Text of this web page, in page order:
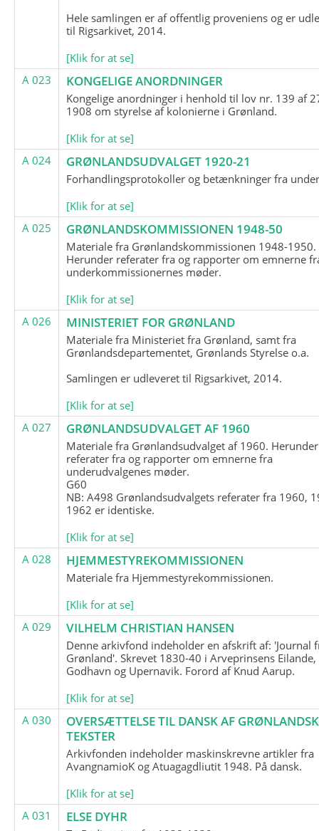
Hele samlingen er af offentlig proveniens og er
til Rigsarkivet, 2014.
[Klik for at se]
A 023
KONGELIGE ANORDNINGER
Kongelige anordninger i henhold til lov nr. 139 af
1908 om styrelse af kolonierne i Grønland.
[Klik for at se]
A 024
GRØNLANDSUDVALGET 1920-21
Forhandlingsprotokoller og betænkninger fra
[Klik for at se]
A 025
GRØNLANDSKOMMISSIONEN 1948-50
Materiale fra Grønlandskommissionen 1948-1950.
Herunder referater fra og rapporter om emnerne
underkommissionernes møder.
[Klik for at se]
A 026
MINISTERIET FOR GRØNLAND
Materiale fra Ministeriet fra Grønland, samt fra
Grønlandsdepartementet, Grønlands Styrelse o.a.
Samlingen er udleveret til Rigsarkivet, 2014.
[Klik for at se]
A 027
GRØNLANDSUDVALGET AF 1960
Materiale fra Grønlandsudvalget af 1960. Herunder
referater fra og rapporter om emnerne fra
underudvalgenes møder.
G60
NB: A498 Grønlandsudvalgets referater fra 1960,
1962 er identiske.
[Klik for at se]
A 028
HJEMMESTYREKOMMISSIONEN
Materiale fra Hjemmestyrekommissionen.
[Klik for at se]
A 029
VILHELM CHRISTIAN HANSEN
Denne arkivfond indeholder en afskrift af: 'Journal
Grønland'. Skrevet 1830-40 i Arveprinsens Eilande,
Godhavn og Upernavik. Forord af Knud Aarup.
[Klik for at se]
A 030
OVERSÆTTELSE TIL DANSK AF
TEKSTER
Arkivfonden indeholder maskinskrevne artikler fra
AvangnamioK og Atuagagdliutit 1948. På dansk.
[Klik for at se]
A 031
ELSE DYHR